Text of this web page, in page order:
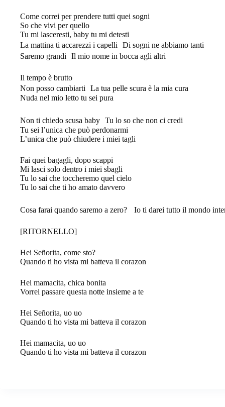
Come correi per prendere tutti quei sogni
So che vivi per quello
Tu mi lasceresti, baby tu mi detesti
La mattina ti accarezzi i capelli Di sogni ne abbiamo tanti
Saremo grandi Il mio nome in bocca agli altri
Il tempo è brutto
Non posso cambiarti La tua pelle scura è la mia cura
Nuda nel mio letto tu sei pura
Non ti chiedo scusa baby Tu lo so che non ci credi
Tu sei l’unica che può perdonarmi
L’unica che può chiudere i miei tagli
Fai quei bagagli, dopo scappi
Mi lasci solo dentro i miei sbagli
Tu lo sai che toccheremo quel cielo
Tu lo sai che ti ho amato davvero
Cosa farai quando saremo a zero? Io ti darei tutto il mondo
[RITORNELLO]
Hei Señorita, come sto?
Quando ti ho vista mi batteva il corazon
Hei mamacita, chica bonita
Vorrei passare questa notte insieme a te
Hei Señorita, uo uo
Quando ti ho vista mi batteva il corazon
Hei mamacita, uo uo
Quando ti ho vista mi batteva il corazon